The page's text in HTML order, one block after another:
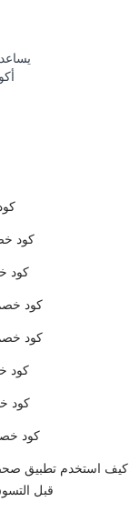
كود
كود
كود
كود
كود
كود
كود
كيف استخدم تطبيق
قبل